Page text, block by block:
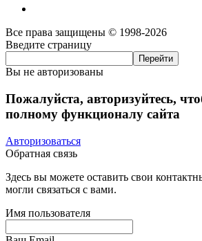
Все права защищены © 1998-2026
Введите страницу
Вы не авторизованы
Пожалуйста, авторизуйтесь,
полному функционалу сайта
Авторизоваться
Обратная связь
Здесь вы можете оставить свои
могли связаться с вами.
Имя пользователя